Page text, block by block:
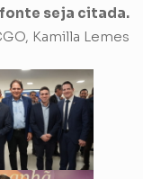
fonte seja citada.
Kamilla Lemes